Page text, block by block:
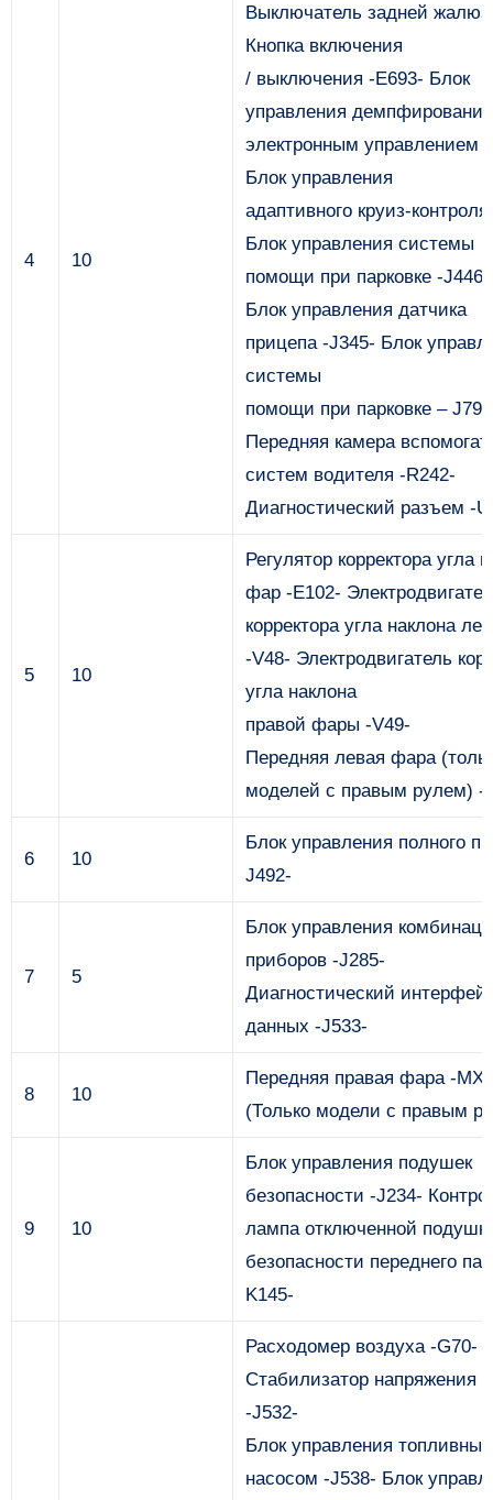
4 10
Выключатель задней
Кнопка включения
/ выключения -E693- Блок
управления
электронным управлением
Блок управления
адаптивного круиз-
Блок управления системы
помощи при парковке -J446-
Блок управления датчика
прицепа -J345- Блок
системы
помощи при парковке –
Передняя камера
систем водителя -R242-
Диагностический разъем -
5 10
Регулятор корректора угла
фар -E102-
корректора угла наклона
-V48- Электродвигатель
угла наклона
правой фары -V49-
Передняя левая фара
моделей с правым рулем) -
6 10
Блок управления полного
J492-
7 5
Блок управления
приборов -J285-
Диагностический
данных -J533-
8 10
Передняя правая фара -
(Только модели с правым
9 10
Блок управления подушек
безопасности -J234-
лампа отключенной
безопасности переднего
K145-
Расходомер воздуха -G70-
Стабилизатор напряжения
-J532-
Блок управления
насосом -J538- Блок